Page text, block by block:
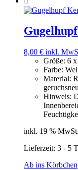
8,00 € inkl.
Größe: 6
Farbe:
Material:
Hinweis:
inkl. 19 % MwSt.
Lieferzeit: 3 - 5
Ab ins Körbchen